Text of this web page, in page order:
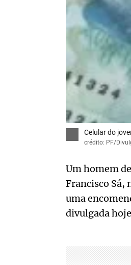
Celular do
crédito: PF/
Um homem
Francisco Sá,
uma
divulgada